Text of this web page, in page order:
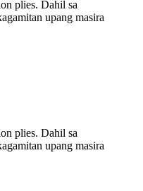
plies. Dahil sa
upang masira
plies. Dahil sa
upang masira